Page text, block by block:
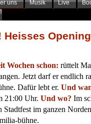
uns Musik Live
Heisses
Wochen schon: rüttelt
Jetzt darf er endlich
Dafür lebt er. Und
21:00 Uhr. Und wo? Im
Stadtfest im ganzen
bühne.